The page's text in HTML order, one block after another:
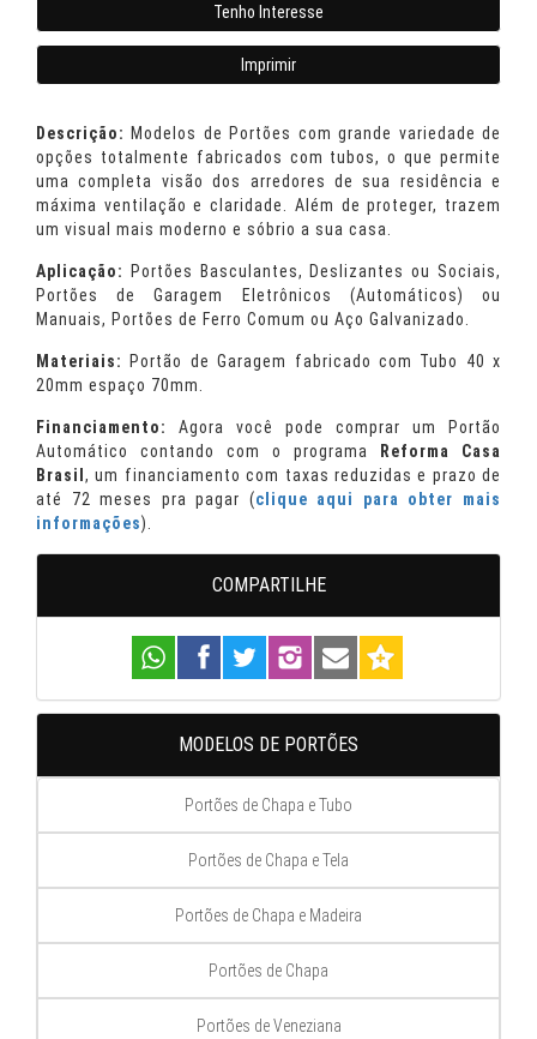
Tenho Interesse
Imprimir
Descrição: Modelos de Portões com grande variedade de
opções totalmente fabricados com tubos, o que permite
uma completa visão dos arredores de sua residência e
máxima ventilação e claridade. Além de proteger, trazem
um visual mais moderno e sóbrio a sua casa.
Aplicação:
Portões Basculantes, Deslizantes ou Sociais,
Portões de Garagem Eletrônicos (Automáticos) ou
Manuais, Portões de Ferro Comum ou Aço Galvanizado.
Materiais:
Portão de Garagem fabricado com Tubo 40 x
20mm espaço 70mm.
Financiamento: Agora você pode comprar um Portão
Automático contando com o programa
Reforma Casa
Brasil , um financiamento com taxas reduzidas e prazo de
até 72 meses pra pagar (clique aqui para obter mais
informações).
COMPARTILHE
MODELOS DE PORTÕES
Portões de Chapa e Tubo
Portões de Chapa e Tela
Portões de Chapa e Madeira
Portões de Chapa
Portões de Veneziana